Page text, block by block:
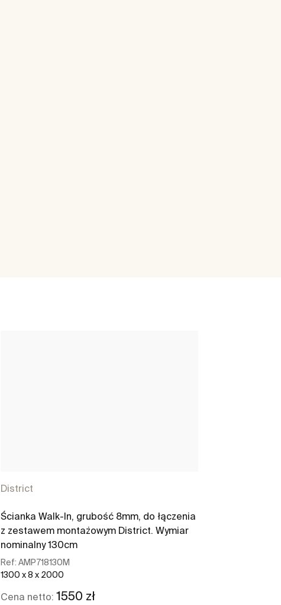
District
Ścianka Walk-In, grubość 8mm, do łączenia
z zestawem montażowym District. Wymiar
nominalny 130cm
Ref: AMP718130M
1300 x 8 x 2000
Cena netto: 1550 zł